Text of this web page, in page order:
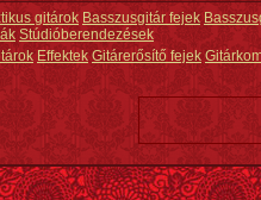
gitárok Basszusgitár fejek
Stúdióberendezések
Effektek Gitárerősítő fejek